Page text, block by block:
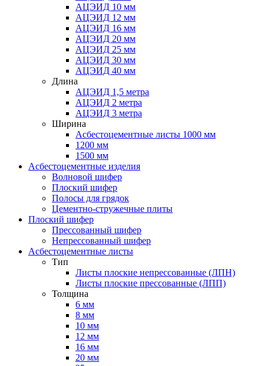
АЦЭИД 10 мм
АЦЭИД 12 мм
АЦЭИД 16 мм
АЦЭИД 20 мм
АЦЭИД 25 мм
АЦЭИД 30 мм
АЦЭИД 40 мм
Длина
АЦЭИД 1,5 метра
АЦЭИД 2 метра
АЦЭИД 3 метра
Ширина
Асбестоцементные листы 1000 мм
1200 мм
1500 мм
Асбестоцементные изделия
Волновой шифер
Плоский шифер
Полосы для грядок
Цементно-стружечные плиты
Плоский шифер
Прессованный шифер
Непрессованный шифер
Асбестоцементные листы
Тип
Листы плоские непрессованные (ЛПН)
Листы плоские прессованные (ЛПП)
Толщина
6 мм
8 мм
10 мм
12 мм
16 мм
20 мм